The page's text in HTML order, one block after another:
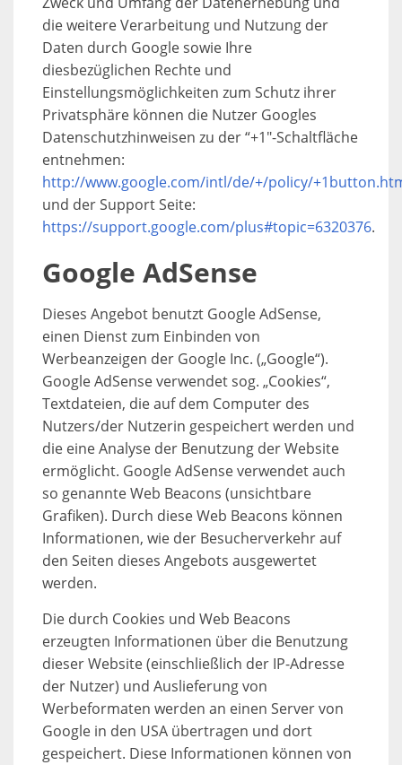
die weitere Verarbeitung und Nutzung der
Daten durch Google sowie Ihre
diesbezüglichen Rechte und
Einstellungsmöglichkeiten zum Schutz ihrer
Privatsphäre können die Nutzer Googles
Datenschutzhinweisen zu der “+1″-Schaltfläche
entnehmen:
http://www.google.com/intl/de/+/policy/
und der Support Seite:
https://support.google.com/plus#topic=6320376.
Google AdSense
Dieses Angebot benutzt Google AdSense,
einen Dienst zum Einbinden von
Werbeanzeigen der Google Inc. („Google“).
Google AdSense verwendet sog. „Cookies“,
Textdateien, die auf dem Computer des
Nutzers/der Nutzerin gespeichert werden und
die eine Analyse der Benutzung der Website
ermöglicht. Google AdSense verwendet auch
so genannte Web Beacons (unsichtbare
Grafiken). Durch diese Web Beacons können
Informationen, wie der Besucherverkehr auf
den Seiten dieses Angebots ausgewertet
werden.
Die durch Cookies und Web Beacons
erzeugten Informationen über die Benutzung
dieser Website (einschließlich der IP-Adresse
der Nutzer) und Auslieferung von
Werbeformaten werden an einen Server von
Google in den USA übertragen und dort
gespeichert. Diese Informationen können von